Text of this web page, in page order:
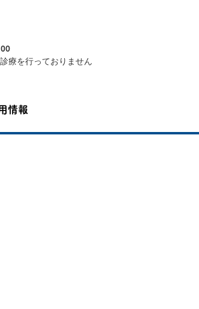
療を行っておりません
情報